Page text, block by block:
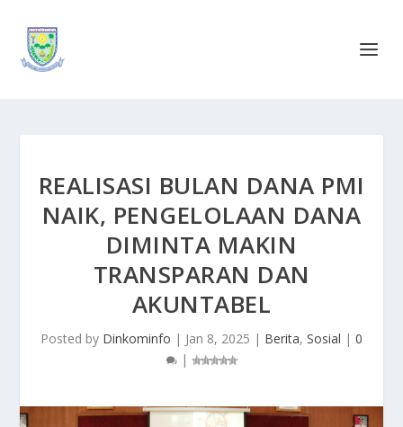
REALISASI BULAN DANA PMI
NAIK, PENGELOLAAN DANA
DIMINTA MAKIN
TRANSPARAN DAN
AKUNTABEL
Posted by Dinkominfo | Jan 8, 2025 | Berita, Sosial | 0
|